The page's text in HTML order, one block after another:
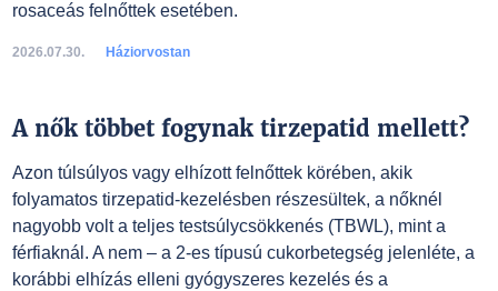
rosaceás felnőttek esetében.
2026.07.30. Háziorvostan
A nők többet fogynak tirzepatid mellett?
Azon túlsúlyos vagy elhízott felnőttek körében, akik
folyamatos tirzepatid-kezelésben részesültek, a nőknél
nagyobb volt a teljes testsúlycsökkenés (TBWL), mint a
férfiaknál. A nem – a 2-es típusú cukorbetegség jelenléte, a
korábbi elhízás elleni gyógyszeres kezelés és a